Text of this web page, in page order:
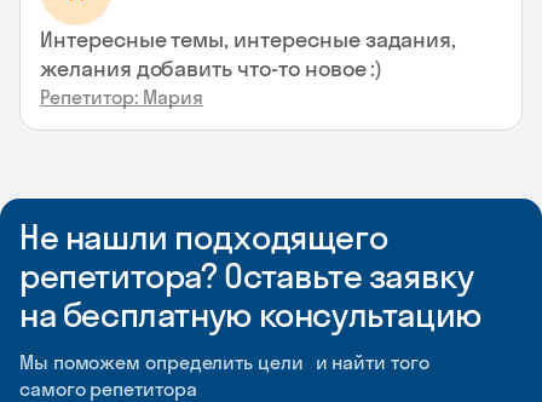
Интересные темы, интересные задания,
желания добавить что-то новое :)
Репетитор: Мария
Не нашли подходящего
репетитора? Оставьте заявку
на бесплатную консультацию
Мы поможем определить цели и найти того
самого репетитора